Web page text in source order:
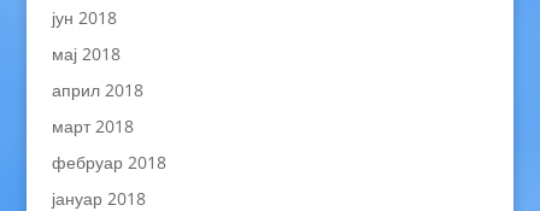
јун 2018
мај 2018
април 2018
март 2018
фебруар 2018
јануар 2018